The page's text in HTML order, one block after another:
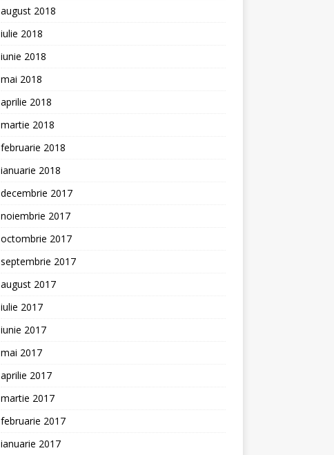
august 2018
iulie 2018
iunie 2018
mai 2018
aprilie 2018
martie 2018
februarie 2018
ianuarie 2018
decembrie 2017
noiembrie 2017
octombrie 2017
septembrie 2017
august 2017
iulie 2017
iunie 2017
mai 2017
aprilie 2017
martie 2017
februarie 2017
ianuarie 2017